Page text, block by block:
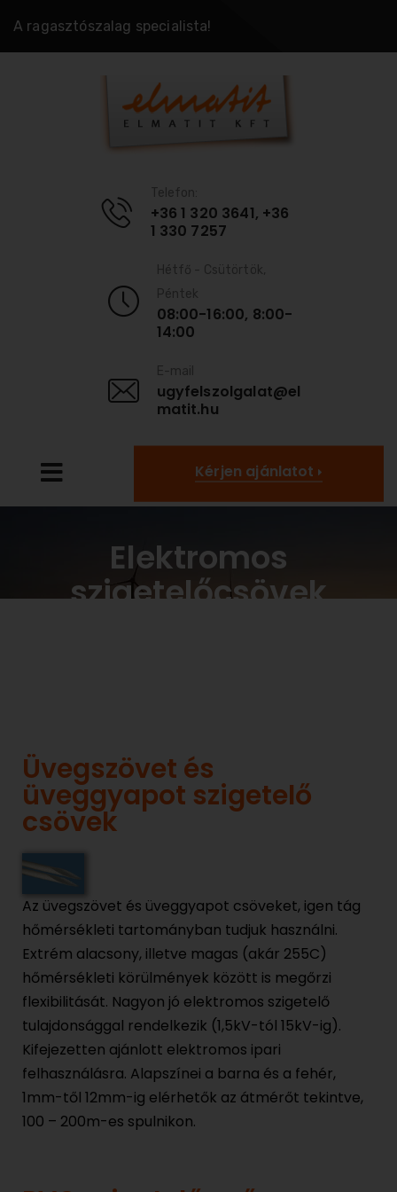
A ragasztószalag specialista!
Telefon:
+36 1 320 3641, +36
1 330 7257
Hétfő - Csütörtök,
Péntek
08:00-16:00, 8:00-
14:00
E-mail
ugyfelszolgalat@el
matit.hu
Kérjen ajánlatot
Elektromos
szigetelőcsövek
Üvegszövet és
üveggyapot szigetelő
csövek
Az üvegszövet és üveggyapot csöveket, igen tág
hőmérsékleti tartományban tudjuk használni.
Extrém alacsony, illetve magas (akár 255C)
hőmérsékleti körülmények között is megőrzi
flexibilitását. Nagyon jó elektromos szigetelő
tulajdonsággal rendelkezik (1,5kV-tól 15kV-ig).
Kifejezetten ajánlott elektromos ipari
felhasználásra. Alapszínei a barna és a fehér,
1mm-től 12mm-ig elérhetők az átmérőt tekintve,
100 – 200m-es spulnikon.